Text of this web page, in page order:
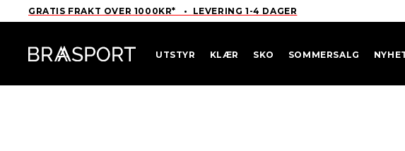
GRATIS FRAKT OVER 1000KR* • LEVERING 1-4 DAGER
UTSTYR KLÆR SKO SOMMERSALG